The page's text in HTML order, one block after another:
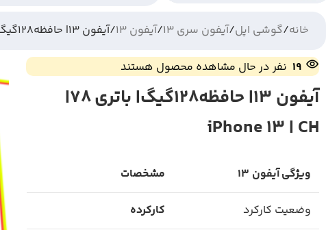
خانه گوشی اپل آیفون سری 13 آیفون 13 آیفون 13| حافظه128گیگ| باتری 78| iPhone 13 | CH
19 نفر در حال مشاهده محصول هستند
آیفون 13| حافظه128گیگ| باتری 78|
iPhone 13 | CH
ویژگیآیفون 13 مشخصات
وضعیت کارکرد کارکرده